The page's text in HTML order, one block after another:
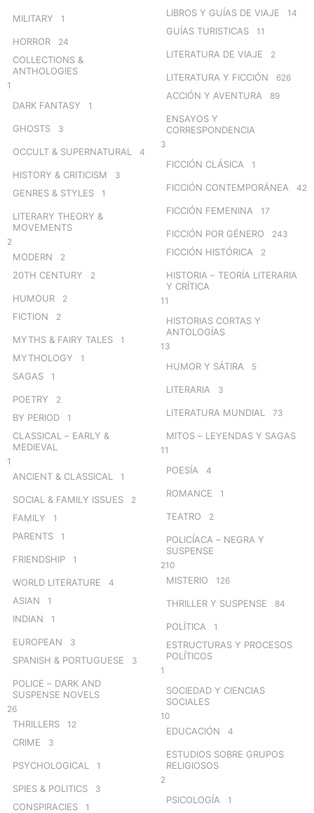
MILITARY 1
HORROR 24
COLLECTIONS &
ANTHOLOGIES
1
DARK FANTASY 1
GHOSTS 3
OCCULT & SUPERNATURAL 4
HISTORY & CRITICISM 3
GENRES & STYLES 1
LITERARY THEORY &
MOVEMENTS
2
MODERN 2
20TH CENTURY 2
HUMOUR 2
FICTION 2
MYTHS & FAIRY TALES 1
MYTHOLOGY 1
SAGAS 1
POETRY 2
BY PERIOD 1
CLASSICAL – EARLY &
MEDIEVAL
1
ANCIENT & CLASSICAL 1
SOCIAL & FAMILY ISSUES 2
FAMILY 1
PARENTS 1
FRIENDSHIP 1
WORLD LITERATURE 4
ASIAN 1
INDIAN 1
EUROPEAN 3
SPANISH & PORTUGUESE 3
POLICE – DARK AND
SUSPENSE NOVELS
26
THRILLERS 12
CRIME 3
PSYCHOLOGICAL 1
SPIES & POLITICS 3
CONSPIRACIES 1
LIBROS Y GUÍAS DE VIAJE 14
GUÍAS TURISTICAS 11
LITERATURA DE VIAJE 2
LITERATURA Y FICCIÓN 626
ACCIÓN Y AVENTURA 89
ENSAYOS Y
CORRESPONDENCIA
3
FICCIÓN CLÁSICA 1
FICCIÓN CONTEMPORÁNEA 42
FICCIÓN FEMENINA 17
FICCIÓN POR GÉNERO 243
FICCIÓN HISTÓRICA 2
HISTORIA – TEORÍA LITERARIA
Y CRÍTICA
11
HISTORIAS CORTAS Y
ANTOLOGÍAS
13
HUMOR Y SÁTIRA 5
LITERARIA 3
LITERATURA MUNDIAL 73
MITOS – LEYENDAS Y SAGAS
11
POESÍA 4
ROMANCE 1
TEATRO 2
POLICÍACA – NEGRA Y
SUSPENSE
210
MISTERIO 126
THRILLER Y SUSPENSE 84
POLÍTICA 1
ESTRUCTURAS Y PROCESOS
POLÍTICOS
1
SOCIEDAD Y CIENCIAS
SOCIALES
10
EDUCACIÓN 4
ESTUDIOS SOBRE GRUPOS
RELIGIOSOS
2
PSICOLOGÍA 1